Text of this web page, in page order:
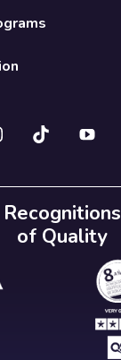
Recognitions
of Quality